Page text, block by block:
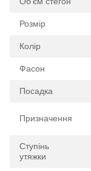
Розмір
Колір
Фасон
Посадка
Призначення
Ступінь
утяжки